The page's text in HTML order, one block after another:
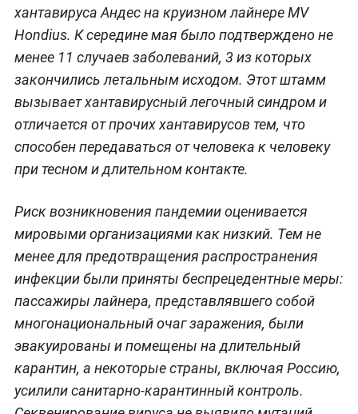
хантавируса Андес на круизном лайнере MV
Hondius. К середине мая было подтверждено не
менее 11 случаев заболеваний, 3 из которых
закончились летальным исходом. Этот штамм
вызывает хантавирусный легочный синдром и
отличается от прочих хантавирусов тем, что
способен передаваться от человека к человеку
при тесном и длительном контакте.
Риск возникновения пандемии оценивается
мировыми организациями как низкий. Тем не
менее для предотвращения распространения
инфекции были приняты беспрецедентные меры:
пассажиры лайнера, представлявшего собой
многонациональный очаг заражения, были
эвакуированы и помещены на длительный
карантин, а некоторые страны, включая Россию,
усилили санитарно-карантинный контроль.